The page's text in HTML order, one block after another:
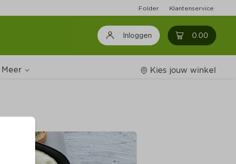
Folder Klantenservice
Inloggen 0.00 0
Meer
Wijnshop
Boodschappenlijstjes
Kies jouw winkel